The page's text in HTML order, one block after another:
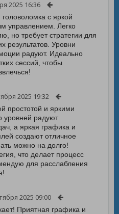
2025 16:36
с яркой
управлением. Легко
но требует стратегии для
результатов. Уровни
радуют. Идеально
сессий, чтобы
2025 19:32
простотой и яркими
уровней радуют
а яркая графика и
создают отличное
можно на долго!
что делает процесс
для расслабления
2025 09:00
Приятная графика и